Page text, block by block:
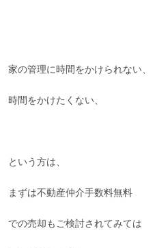
家の管理に時間をかけられない、
時間をかけたくない、
という方は、
まずは不動産仲介手数料無料
での売却もご検討されてみては